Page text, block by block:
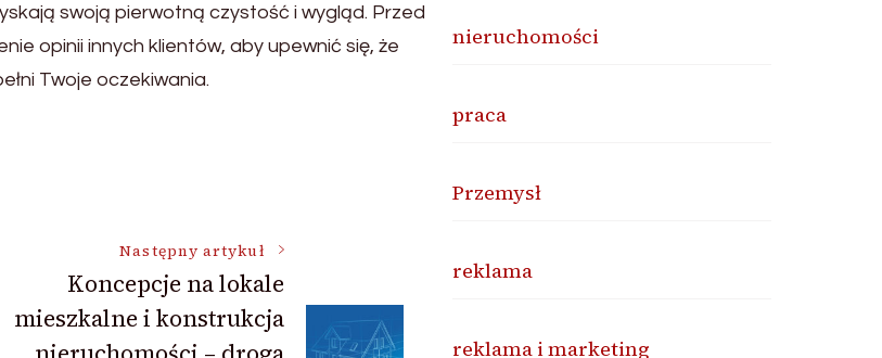
swoją pierwotną czystość i wygląd. Przed
opinii innych klientów, aby upewnić się, że
Twoje oczekiwania.
Następny artykuł
Koncepcje na lokale
mieszkalne i konstrukcja
nieruchomości
praca
Przemysł
reklama
reklama i marketing